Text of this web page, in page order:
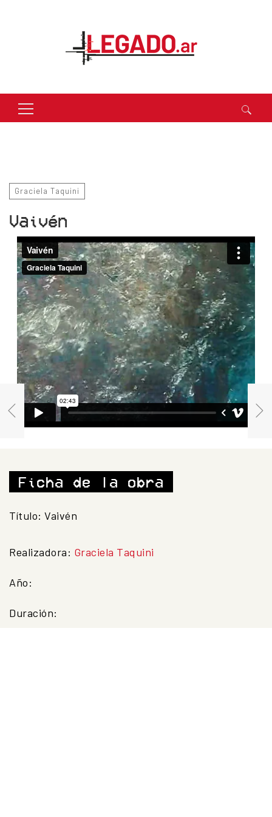
Buscar:
Graciela Taquini
Vaivén
Ficha de la obra
Título: Vaivén
Realizadora: Graciela Taquini
Año:
Duración: